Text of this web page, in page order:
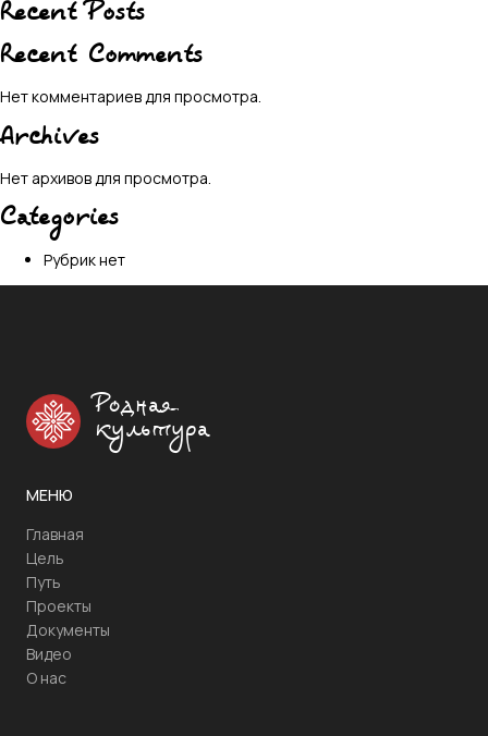
Recent Posts
Recent Comments
Нет комментариев для просмотра.
Archives
Нет архивов для просмотра.
Categories
Рубрик нет
Родная
культура
МЕНЮ
Главная
Цель
Путь
Проекты
Документы
Видео
О нас